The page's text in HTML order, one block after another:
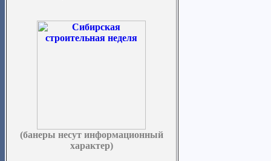
(банеры несут информационный
характер)